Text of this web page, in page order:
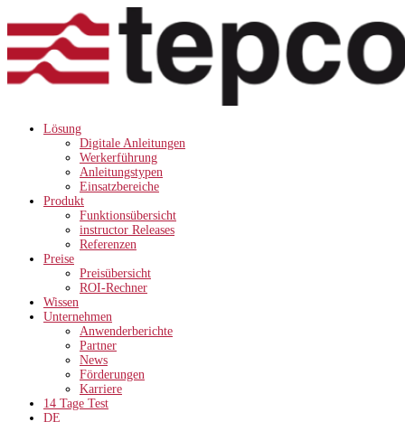
Lösung
Digitale Anleitungen
Werkerführung
Anleitungstypen
Einsatzbereiche
Produkt
Funktionsübersicht
instructor Releases
Referenzen
Preise
Preisübersicht
ROI-Rechner
Wissen
Unternehmen
Anwenderberichte
Partner
News
Förderungen
Karriere
14 Tage Test
DE